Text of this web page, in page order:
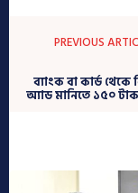
PREVIOUS
ব্যাংক বা কার্ড থেকে
অ্যাড মানিতে ১৫০